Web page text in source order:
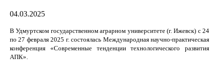
04.03.2025
В Удмуртском государственном аграрном университете (г. Ижевск) с 24
по 27 февраля 2025 г. состоялась Международная научно-практическая
конференция «Современные тенденции технологического развития
АПК».